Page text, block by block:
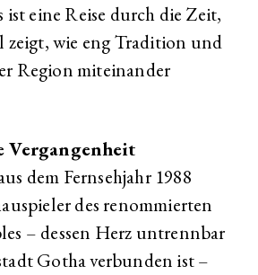
ist eine Reise durch die Zeit,
zeigt, wie eng Tradition und
Region miteinander
Vergangenheit
dem Fernsehjahr 1988
des renommierten
– dessen Herz untrennbar
Gotha verbunden ist –